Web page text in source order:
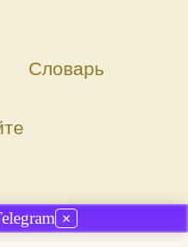
Словарь
✕